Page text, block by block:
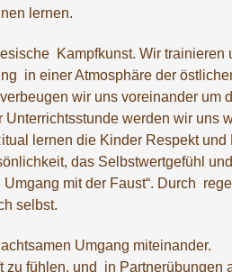
lernen.
Kampfkunst. Wir
in einer Atmosphäre der
wir uns voreinander um
Unterrichtsstunde werden wir uns
lernen die Kinder Respekt
das Selbstwertgefühl
mit der Faust“. Durch
selbst.
Umgang miteinander.
fühlen, und in Partnerübungen